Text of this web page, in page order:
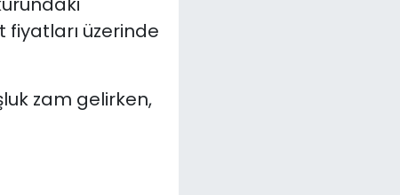
fiyatları üzerinde
zam gelirken,